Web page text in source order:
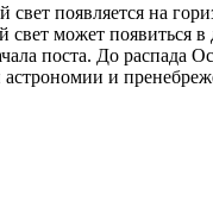
появляется на
свет может
поста. До
и